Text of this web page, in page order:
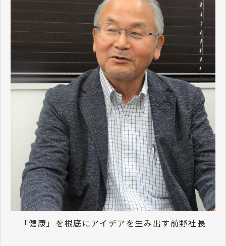
「健康」を根底にアイデアを生み出す前野社長